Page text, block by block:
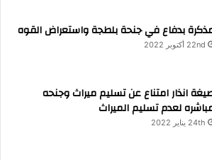
بدفاع في جنحة بلطجة واستعراض القوه
22nd أكتوبر 2022
انذار امتناع عن تسليم ميراث وجنحه
لعدم تسليم الميراث
24th يناير 2022